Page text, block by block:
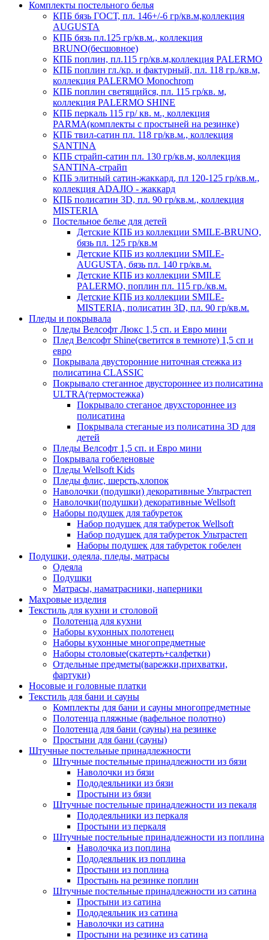
Комплекты постельного белья
КПБ бязь ГОСТ, пл. 146+/-6 гр/кв.м,коллекция
AUGUSTA
КПБ бязь пл.125 гр/кв.м., коллекция
BRUNO(бесшовное)
КПБ поплин, пл.115 гр/кв.м,коллекция PALERMO
КПБ поплин гл./кр. и фактурный, пл. 118 гр./кв.м,
коллекция PALERMO Monochrom
КПБ поплин светящийся, пл. 115 гр/кв. м,
коллекция PALERMO SHINE
КПБ перкаль 115 гр/ кв. м., коллекция
PARMA(комплекты с простыней на резинке)
КПБ твил-сатин пл. 118 гр/кв.м., коллекция
SANTINA
КПБ страйп-сатин пл. 130 гр/кв.м, коллекция
SANTINA-страйп
КПБ элитный сатин-жаккард, пл 120-125 гр/кв.м.,
коллекция ADAJIO - жаккард
КПБ полисатин 3D, пл. 90 гр/кв.м., коллекция
MISTERIA
Постельное белье для детей
Детские КПБ из коллекции SMILE-BRUNO,
бязь пл. 125 гр/кв.м
Детские КПБ из коллекции SMILE-
AUGUSTA, бязь пл. 140 гр/кв.м.
Детские КПБ из коллекции SMILE
PALERMO, поплин пл. 115 гр./кв.м.
Детские КПБ из коллекции SMILE-
MISTERIA, полисатин 3D, пл. 90 гр/кв.м.
Пледы и покрывала
Пледы Велсофт Люкс 1,5 сп. и Евро мини
Плед Велсофт Shine(светится в темноте) 1,5 сп и
евро
Покрывала двусторонние ниточная стежка из
полисатина CLASSIC
Покрывало стеганное двустороннее из полисатина
ULTRA(термостежка)
Покрывало стеганое двухстороннее из
полисатина
Покрывала стеганые из полисатина 3D для
детей
Пледы Велсофт 1,5 сп. и Евро мини
Покрывала гобеленовые
Пледы Wellsoft Kids
Пледы флис, шерсть,хлопок
Наволочки (подушки) декоративные Ультрастеп
Наволочки(подушки) декоративные Wellsoft
Наборы подушек для табуреток
Набор подушек для табуреток Wellsoft
Набор подушек для табуреток Ультрастеп
Наборы подушек для табуреток гобелен
Подушки, одеяла, пледы, матрасы
Одеяла
Подушки
Матрасы, наматрасники, наперники
Махровые изделия
Текстиль для кухни и столовой
Полотенца для кухни
Наборы кухонных полотенец
Наборы кухонные многопредметные
Наборы столовые(скатерть+салфетки)
Отдельные предметы(варежки,прихватки,
фартуки)
Носовые и головные платки
Текстиль для бани и сауны
Комплекты для бани и сауны многопредметные
Полотенца пляжные (вафельное полотно)
Полотенца для бани (сауны) на резинке
Простыни для бани (сауны)
Штучные постельные принадлежности
Штучные постельные принадлежности из бязи
Наволочки из бязи
Пододеяльники из бязи
Простыни из бязи
Штучные постельные принадлежности из пекаля
Пододеяльники из перкаля
Простыни из перкаля
Штучные постельные принадлежности из поплина
Наволочка из поплина
Пододеяльник из поплина
Простыни из поплина
Простынь на резинке поплин
Штучные постельные принадлежности из сатина
Простыни из сатина
Пододеяльник из сатина
Наволочки из сатина
Простыни на резинке из сатина